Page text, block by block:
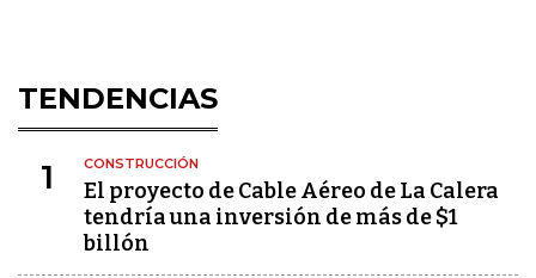
TENDENCIAS
1 CONSTRUCCIÓN
El proyecto de Cable Aéreo de La Calera
tendría una inversión de más de $1
billón